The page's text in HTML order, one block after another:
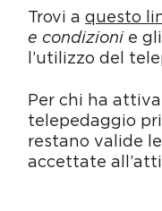
Trovi a questo
e condizionie
l’utilizzo del
Per chi ha
telepedaggio
restano valide
accettate